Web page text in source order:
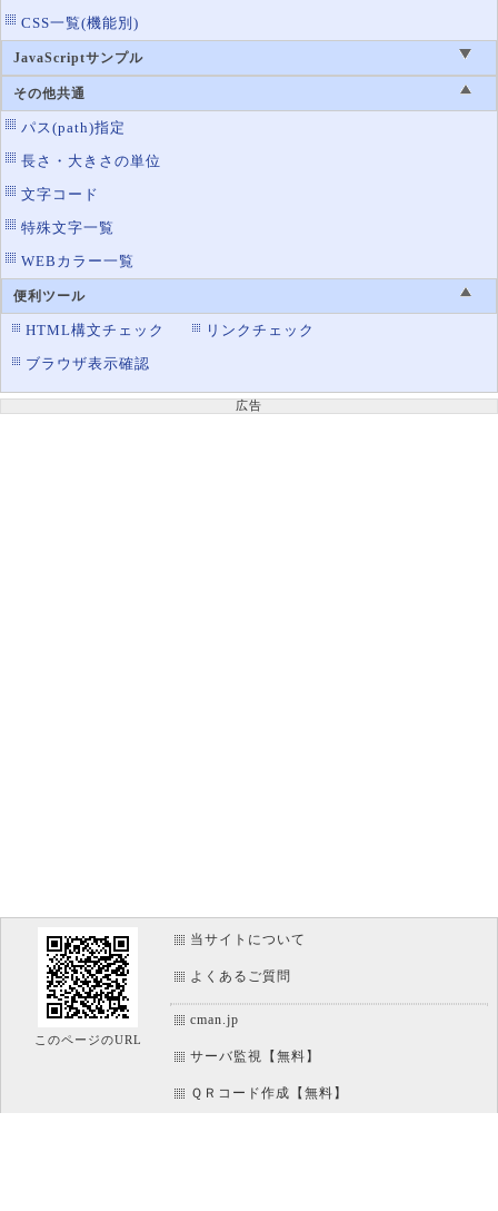
font-variant-position
font-weight
CSS一覧(機能別)
JavaScriptサンプル
その他共通
パス(path)指定
長さ・大きさの単位
文字コード
特殊文字一覧
WEBカラー一覧
便利ツール
HTML構文チェック
リンクチェック
ブラウザ表示確認
広告
このページのURL
当サイトについて
よくあるご質問
cman.jp
サーバ監視【無料】
ＱＲコード作成【無料】